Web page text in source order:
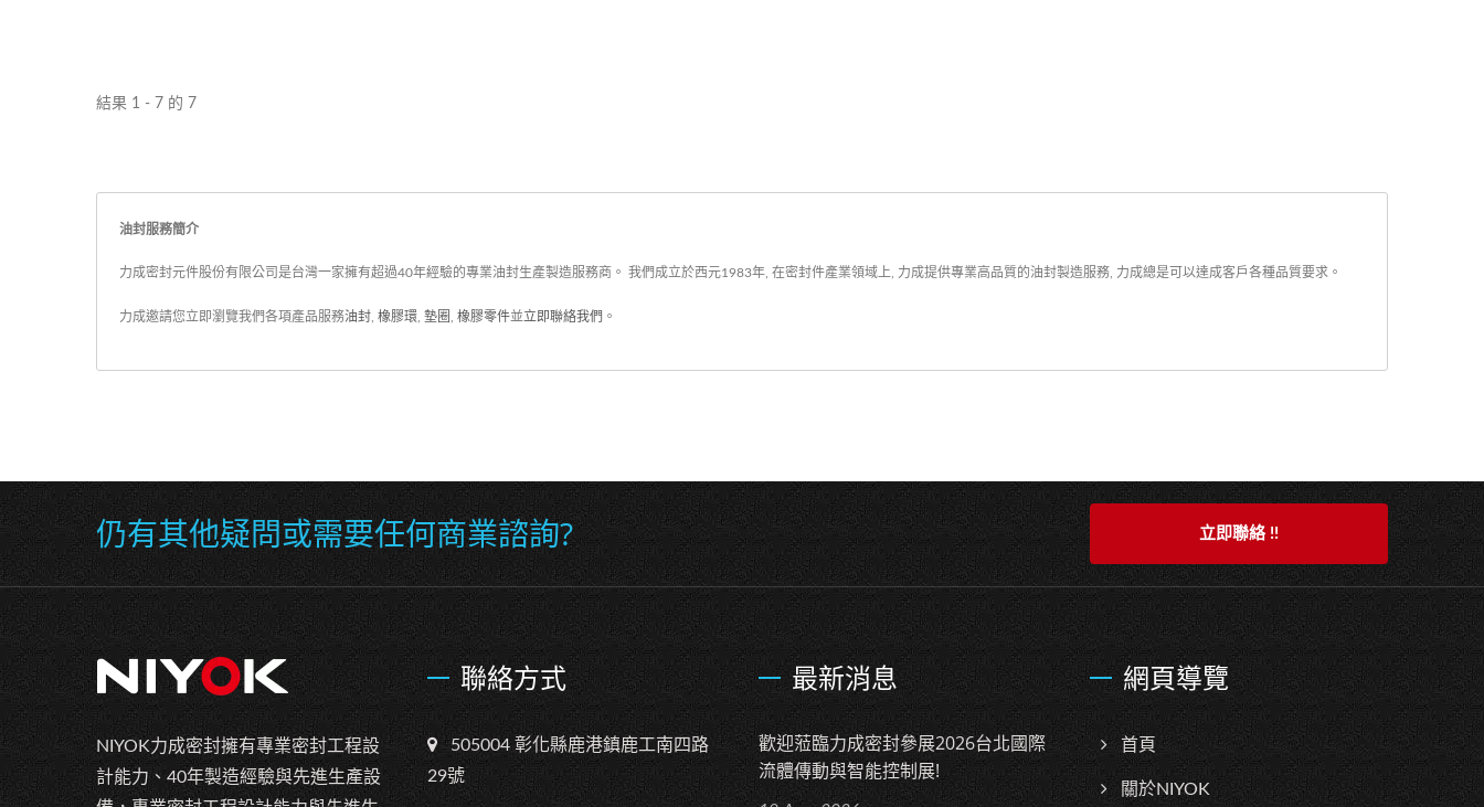
結果 1 - 7 的 7
油封服務簡介
力成密封元件股份有限公司是台灣一家擁有超過40年經驗的專業油封生產製造服務商。 我們成立於西元1983年, 在密封件產業領域上, 力成提供專業高品質的油封製造服務, 力成總是可以達成客戶各種品質要求。
力成邀請您立即瀏覽我們各項產品服務油封 橡膠環 墊圈 橡膠零件並立即聯絡我們 。
仍有其他疑問或需要任何商業諮詢? 立即聯絡 !!
NIYOK力成密封擁有專業密封工程設
計能力、40年製造經驗與先進生產設
聯絡方式
505004 彰化縣鹿港鎮鹿工南四路
29號
最新消息
歡迎蒞臨力成密封參展2026台北國際
流體傳動與智能控制展!
網頁導覽
首頁
關於NIYOK